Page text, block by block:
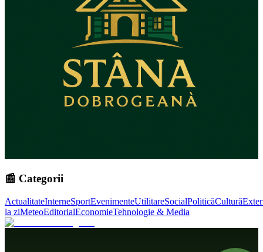
📰 Categorii
ActualitateInterneSportEvenimenteUtilitareSocialPoliticăCultură
la ziMeteoEditorialEconomieTehnologie & Media